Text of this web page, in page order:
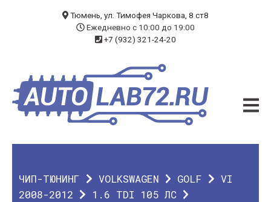
ЧИП-ТЮНИНГ
ДИАГНОСТИКА
О КОМПАНИИ
Тюмень, ул. Тимофея Чаркова, 8 ст8
Ежедневно с 10:00 до 19:00
+7 (932) 321-24-20
ЧИП-ТЮНИНГ VOLKSWAGEN GOLF
VI
2008-2012
1.6 TDI 105 ЛС